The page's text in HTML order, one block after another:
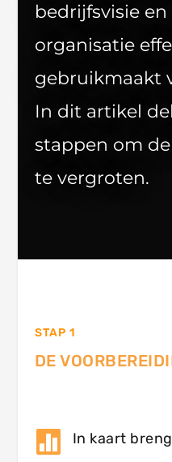
bedrijfsvisie
organisatie
gebruikmaakt
In dit artikel
stappen om
te vergroten.
STAP 1
DE

In kaart